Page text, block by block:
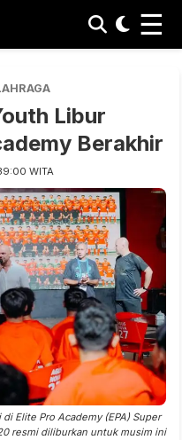
☰
Libur
Berakhir
WITA
Elite Pro Academy (EPA) Super
resmi diliburkan untuk musim ini